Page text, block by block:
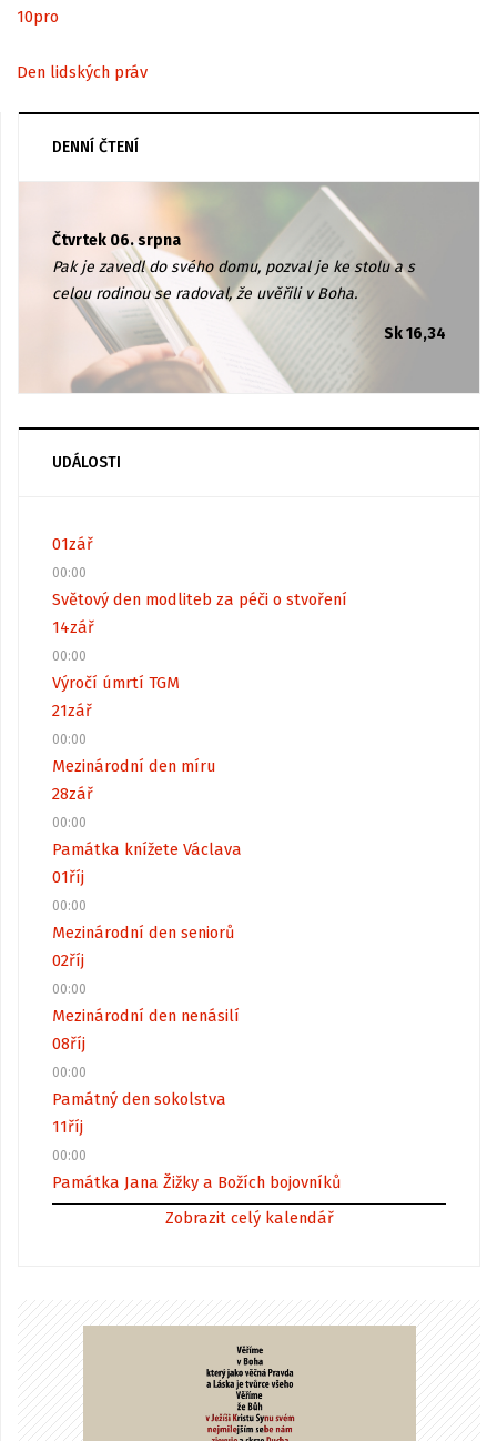
10pro
Den lidských práv
DENNÍ ČTENÍ
Čtvrtek 06. srpna
Pak je zavedl do svého domu, pozval je ke stolu a s
celou rodinou se radoval, že uvěřili v Boha.
Sk 16,34
UDÁLOSTI
01zář
00:00
Světový den modliteb za péči o stvoření
14zář
00:00
Výročí úmrtí TGM
21zář
00:00
Mezinárodní den míru
28zář
00:00
Památka knížete Václava
01říj
00:00
Mezinárodní den seniorů
02říj
00:00
Mezinárodní den nenásilí
08říj
00:00
Památný den sokolstva
11říj
00:00
Památka Jana Žižky a Božích bojovníků
Zobrazit celý kalendář